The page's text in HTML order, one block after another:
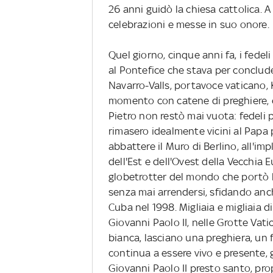
26 anni guidò la chiesa cattolica.
celebrazioni e messe in suo onore.
Quel giorno, cinque anni fa, i
al Pontefice che stava per
Navarro-Valls, portavoce
momento con catene di
Pietro non restò mai vuota:
rimasero idealmente vicini al
abbattere il Muro di Berlino,
dell'Est e dell'Ovest della Vecchia
globetrotter del mondo che portò
senza mai arrendersi, sfidando
Cuba nel 1998. Migliaia e migliaia
Giovanni Paolo II, nelle Grotte
bianca, lasciano una preghiera,
continua a essere vivo e
Giovanni Paolo II presto santo,